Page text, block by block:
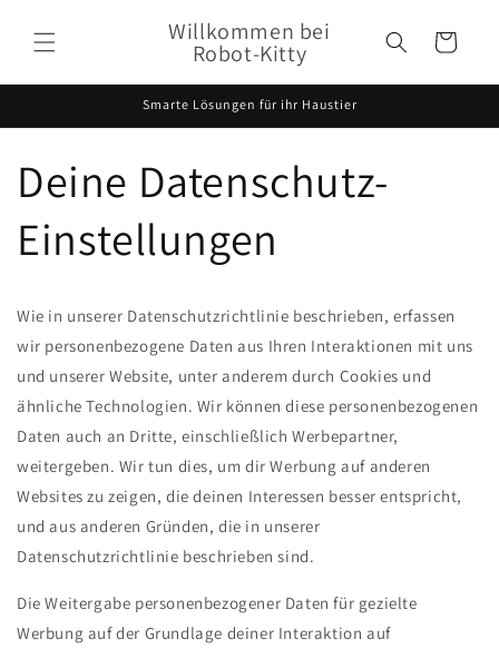
Inhalt
Willkommen bei
Robot-Kitty Warenkorb
Smarte Lösungen für ihr Haustier
Deine Datenschutz-
Einstellungen
Wie in unserer Datenschutzrichtlinie beschrieben, erfassen
wir personenbezogene Daten aus Ihren Interaktionen mit uns
und unserer Website, unter anderem durch Cookies und
ähnliche Technologien. Wir können diese personenbezogenen
Daten auch an Dritte, einschließlich Werbepartner,
weitergeben. Wir tun dies, um dir Werbung auf anderen
Websites zu zeigen, die deinen Interessen besser entspricht,
und aus anderen Gründen, die in unserer
Datenschutzrichtlinie beschrieben sind.
Die Weitergabe personenbezogener Daten für gezielte
Werbung auf der Grundlage deiner Interaktion auf